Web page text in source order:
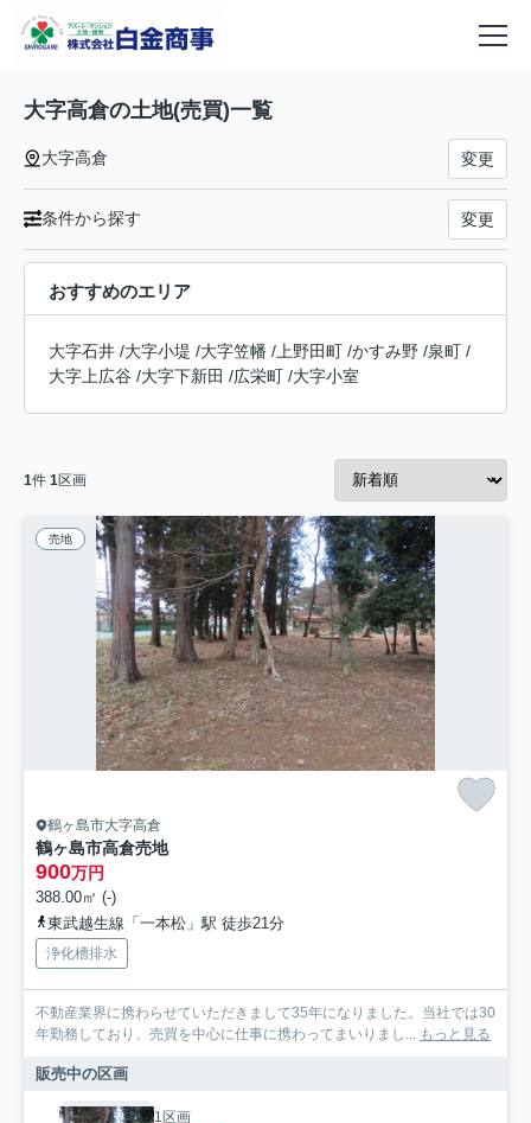
大字高倉の土地(売買)一覧
大字高倉 変更
条件から探す 変更
おすすめのエリア
大字石井 /大字小堤 /大字笠幡 / 上野田町 /かすみ野 /泉町 /
大字上広谷 /大字下新田 /広栄町 /大字小室
1件 1区画
売地
鶴ヶ島市大字高倉
鶴ヶ島市高倉売地
900万円
388.00㎡ (-)
東武越生線「一本松」駅 徒歩21分
浄化槽排水
不動産業界に携わらせていただきまして35年になりました。当社では30
年勤務しており、売買を中心に仕事に携わってまいりまし...
もっと見る
販売中の区画
1区画